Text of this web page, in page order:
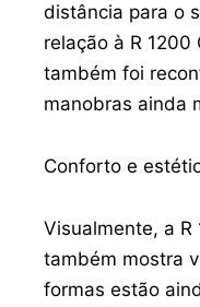
distância para o
relação à R
também foi
manobras ainda
Conforto e
Visualmente, a R
também mostra
formas estão